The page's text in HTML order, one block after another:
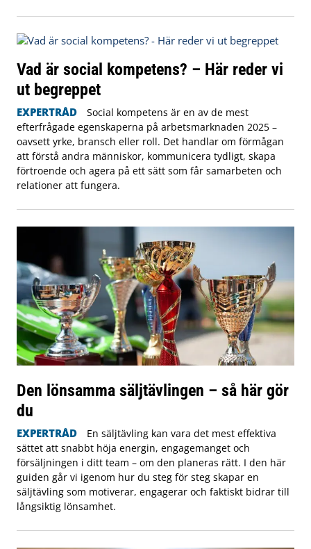
Vad är social kompetens? – Här reder vi
ut begreppet
EXPERTRÅD
Social kompetens är en av de mest
efterfrågade egenskaperna på arbetsmarknaden 2025 –
oavsett yrke, bransch eller roll. Det handlar om förmågan
att förstå andra människor, kommunicera tydligt, skapa
förtroende och agera på ett sätt som får samarbeten och
relationer att fungera.
Den lönsamma säljtävlingen – så här gör
du
EXPERTRÅD
En säljtävling kan vara det mest effektiva
sättet att snabbt höja energin, engagemanget och
försäljningen i ditt team – om den planeras rätt. I den här
guiden går vi igenom hur du steg för steg skapar en
säljtävling som motiverar, engagerar och faktiskt bidrar till
långsiktig lönsamhet.